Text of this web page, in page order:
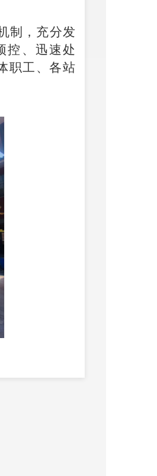
制，充分发
控、迅速处
职工、各站